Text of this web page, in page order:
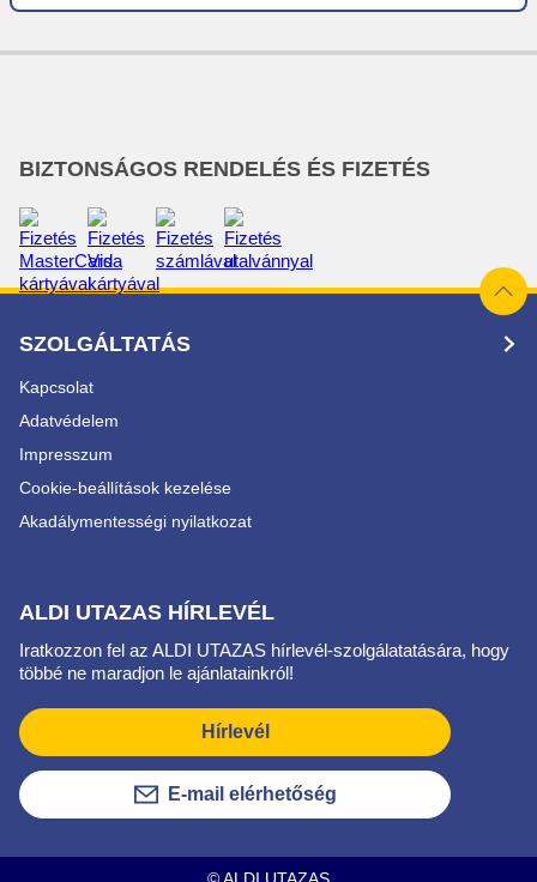
BIZTONSÁGOS RENDELÉS ÉS FIZETÉS
SZOLGÁLTATÁS
Kapcsolat
Adatvédelem
Impresszum
Cookie-beállítások kezelése
Akadálymentességi nyilatkozat
ALDI UTAZAS HÍRLEVÉL
Iratkozzon fel az ALDI UTAZAS hírlevél-szolgálatatására, hogy
többé ne maradjon le ajánlatainkról!
Hírlevél
E-mail elérhetőség